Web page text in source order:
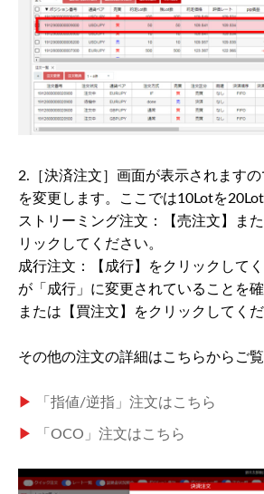
2.［決済注文］画面が表示されますの
を変更します。ここでは10Lotを20Lot
ストリーミング注文：【売注文】ま
リックしてください。
成行注文：【成行】をクリックして
が「成行」に変更されていることを
または【買注文】をクリックしてくだ
その他の注文の詳細はこちらからご覧
▶ 「指値/逆指」注文はこちら
▶ 「OCO」注文はこちら